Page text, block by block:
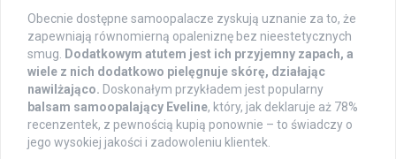
Obecnie dostępne samoopalacze zyskują uznanie za to, że
zapewniają równomierną opaleniznę bez nieestetycznych
smug.
Dodatkowym atutem jest ich przyjemny zapach, a
wiele z nich dodatkowo pielęgnuje skórę, działając
nawilżająco. Doskonałym przykładem jest popularny
balsam samoopalający Eveline, który, jak deklaruje aż 78%
recenzentek, z pewnością kupią ponownie – to świadczy o
jego wysokiej jakości i zadowoleniu klientek.